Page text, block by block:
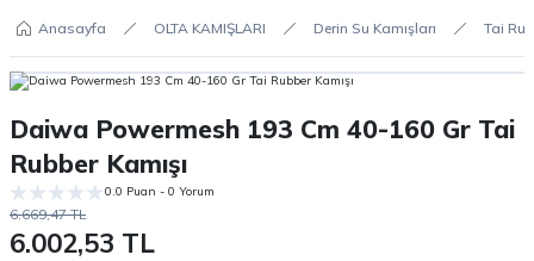
Anasayfa OLTA KAMIŞLARI Derin Su Kamışları Tai
Daiwa Powermesh 193 Cm 40-160 Gr Tai
Rubber Kamışı
0.0 Puan - 0 Yorum
6.669,47 TL
6.002,53 TL